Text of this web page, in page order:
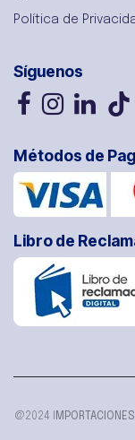
Política de
Síguenos
Métodos de
Libro de
@2024 I